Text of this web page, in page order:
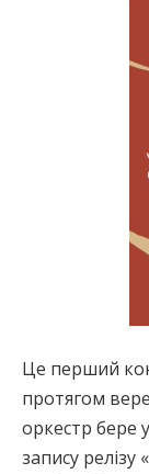
Це перший
протягом
оркестр бере
запису